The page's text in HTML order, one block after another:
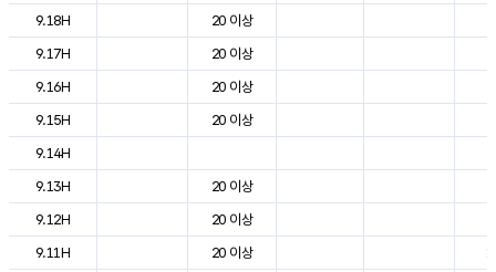
9.18H
20 이상
9.17H
20 이상
9.16H
20 이상
9.15H
20 이상
9.14H
9.13H
20 이상
9.12H
20 이상
9.11H
20 이상